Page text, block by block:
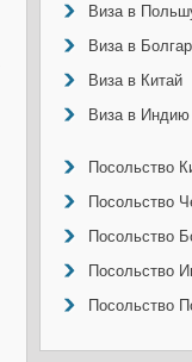
Виза в
Виза в
Виза в Китай
Виза в Индию
Посольство
Посольство
Посольство
Посольство
Посольство